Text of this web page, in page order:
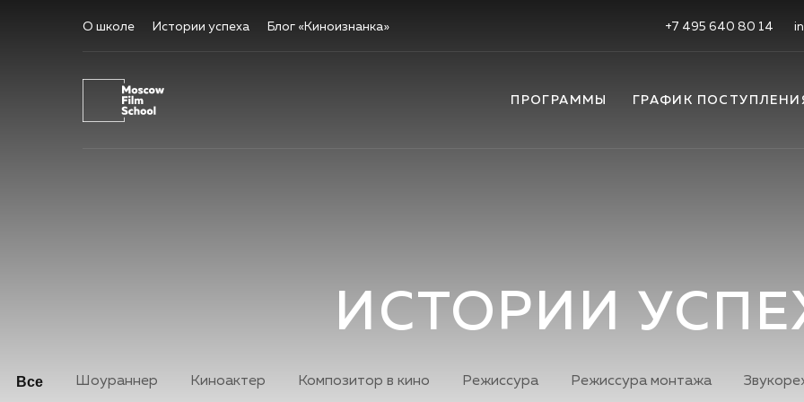
О школе Истории успеха Блог «Киноизнанка» +7 495 640 80 14
ПРОГРАММЫ ГРАФИК
ИСТОРИИ
Все Шоураннер Киноактер Композитор в кино Режиссура Режиссура монтажа
подробнее